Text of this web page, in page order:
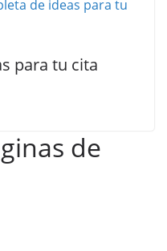
para tu cita
de